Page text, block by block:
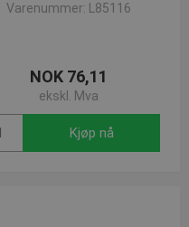
Varenummer: L85116
NOK 76,11
ekskl. Mva
Kjøp nå